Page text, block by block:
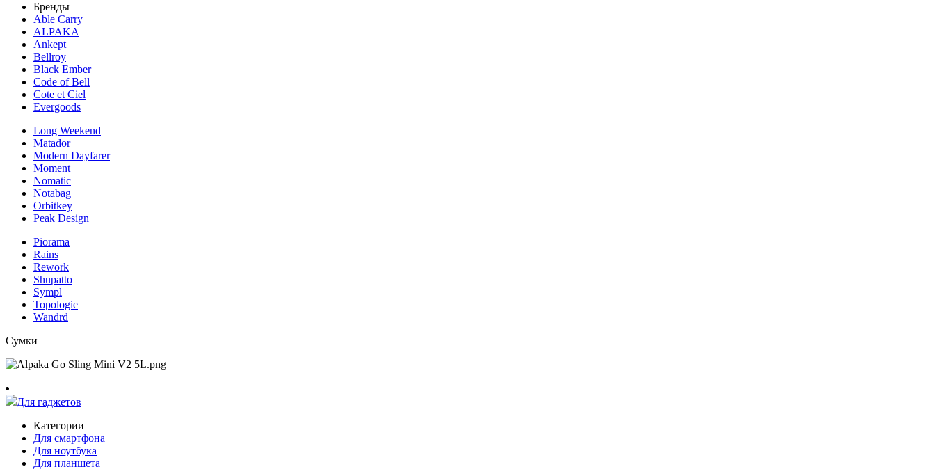
Бренды
Able Carry
ALPAKA
Ankept
Bellroy
Black Ember
Code of Bell
Cote et Ciel
Evergoods
Long Weekend
Matador
Modern Dayfarer
Moment
Nomatic
Notabag
Orbitkey
Peak Design
Piorama
Rains
Rework
Shupatto
Sympl
Topologie
Wandrd
Сумки
Для гаджетов
Категории
Для смартфона
Для ноутбука
Для планшета